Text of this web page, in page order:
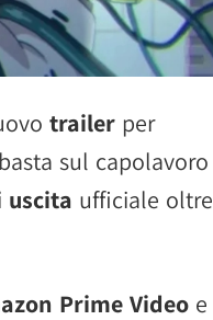
trailer per
sul capolavoro
uscita ufficiale oltre
Prime Video e